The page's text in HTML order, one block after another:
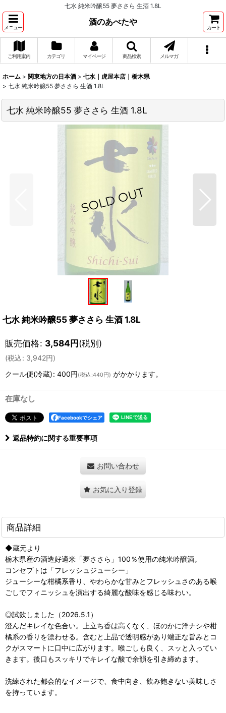
七水 純米吟醸55 夢ささら 生酒 1.8L
メニュー
酒のあべたや
カート
ご利用案内 カテゴリ マイページ 商品検索 メルマガ
ホーム > 関東地方の日本酒 > 七水｜虎屋本店｜栃木県
> 七水 純米吟醸55 夢ささら 生酒 1.8L
七水 純米吟醸55 夢ささら 生酒 1.8L
七水 純米吟醸55 夢ささら 生酒 1.8L
販売価格: 3,584円(税別)
(税込: 3,942円)
クール便(冷蔵): 400円(税込 :440円) がかかります。
在庫なし
Facebookでシェア
返品特約に関する重要事項
お問い合わせ
お気に入り登録
商品詳細
◆蔵元より
栃木県産の酒造好適米「夢ささら」100％使用の純米吟醸酒。
コンセプトは「フレッシュジューシー」
ジューシーな柑橘系香り、やわらかな甘みとフレッシュさのある喉
ごしでフィニッシュを演出する綺麗な酸味を感じる味わい。
◎試飲しました（2026.5.1）
澄んだキレイな色合い。上立ち香は高くなく、ほのかに洋ナシや柑
橘系の香りを漂わせる。含むと上品で透明感があり端正な旨みとコ
クがスマートに口中に広がります。喉ごしも良く、スッと入ってい
きます。後口もスッキリでキレイな酸で余韻を引き締めます。
洗練された都会的なイメージで、食中向き、飲み飽きない美味しさ
を持っています。